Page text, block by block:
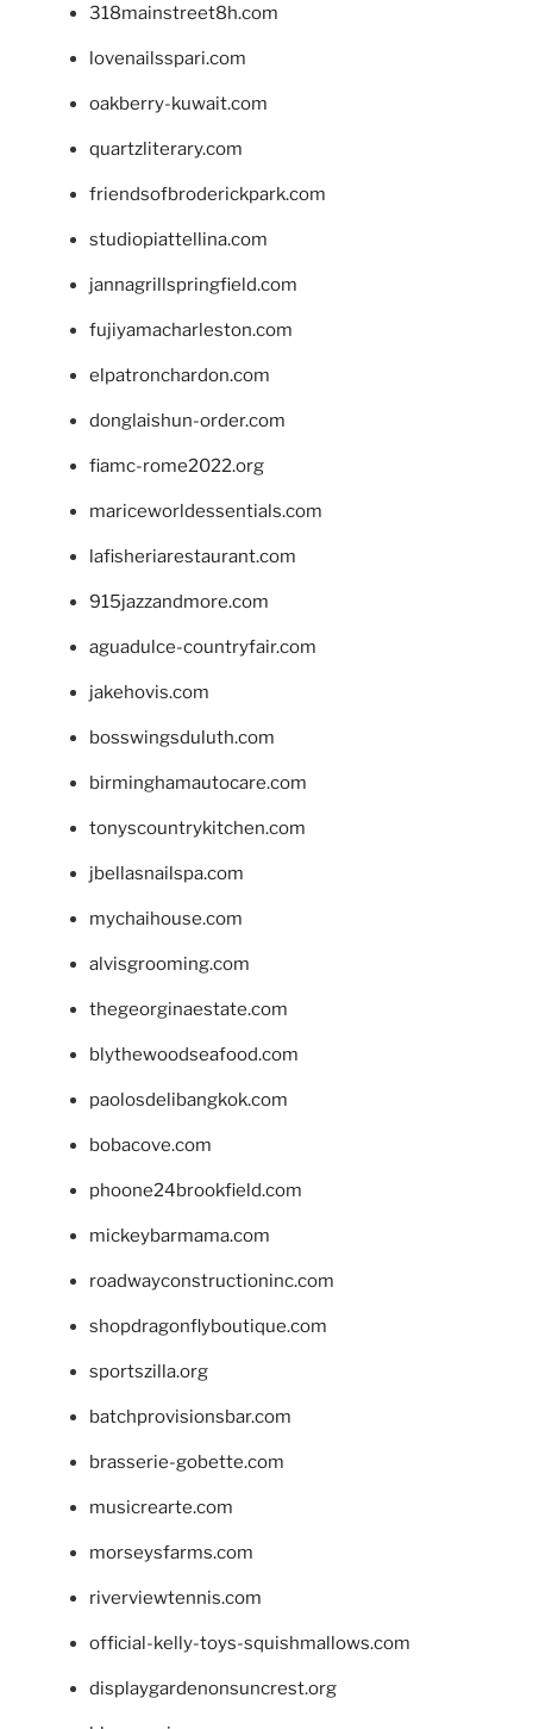
318mainstreet8h.com
lovenailsspari.com
oakberry-kuwait.com
quartzliterary.com
friendsofbroderickpark.com
studiopiattellina.com
jannagrillspringfield.com
fujiyamacharleston.com
elpatronchardon.com
donglaishun-order.com
fiamc-rome2022.org
mariceworldessentials.com
lafisheriarestaurant.com
915jazzandmore.com
aguadulce-countryfair.com
jakehovis.com
bosswingsduluth.com
birminghamautocare.com
tonyscountrykitchen.com
jbellasnailspa.com
mychaihouse.com
alvisgrooming.com
thegeorginaestate.com
blythewoodseafood.com
paolosdelibangkok.com
bobacove.com
phoone24brookfield.com
mickeybarmama.com
roadwayconstructioninc.com
shopdragonflyboutique.com
sportszilla.org
batchprovisionsbar.com
brasserie-gobette.com
musicrearte.com
morseysfarms.com
riverviewtennis.com
official-kelly-toys-squishmallows.com
displaygardenonsuncrest.org